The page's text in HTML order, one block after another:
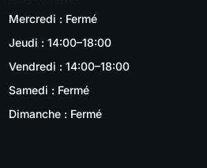
Mercredi : Fermé
Jeudi : 14:00–18:00
Vendredi : 14:00–18:00
Samedi : Fermé
Dimanche : Fermé